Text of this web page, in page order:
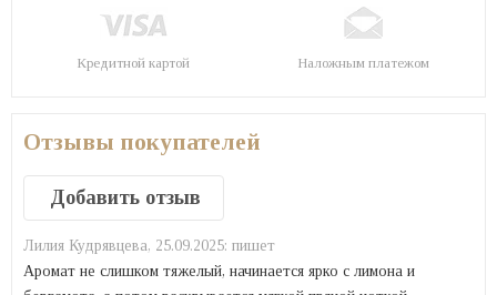
Кредитной картой Наложным платежом
Отзывы покупателей
Добавить отзыв
Лилия Кудрявцева, 25.09.2025: пишет
Аромат не слишком тяжелый, начинается ярко с лимона и